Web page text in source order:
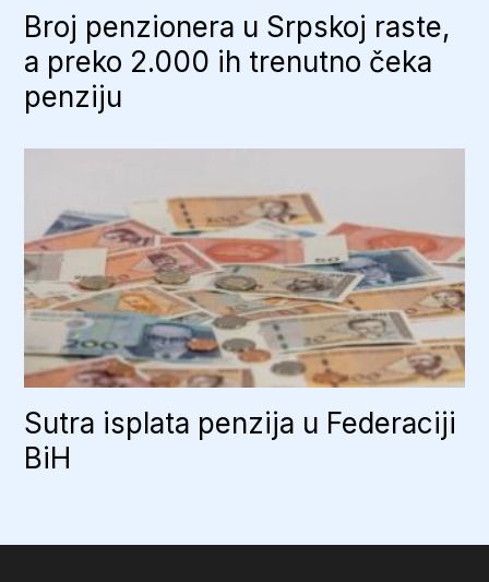
Broj penzionera u Srpskoj raste,
a preko 2.000 ih trenutno čeka
penziju
Sutra isplata penzija u Federaciji
BiH